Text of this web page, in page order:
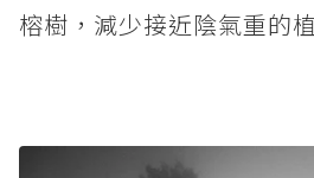
榕樹，減少接近陰氣重的